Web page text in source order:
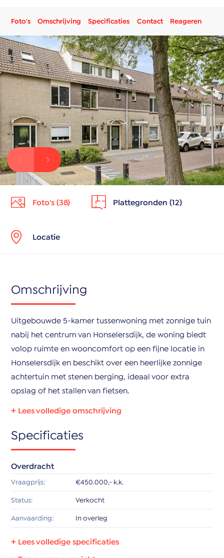
Foto's Omschrijving Specificaties Contact Reageren
Foto's (38) Plattegronden (12)
Locatie
Omschrijving
Uitgebouwde 5-kamer tussenwoning met zonnige tuin
nabij het centrum van Honselersdijk, de woning biedt
volop ruimte en wooncomfort op een fijne locatie in
Honselersdijk en beschikt over een heerlijke zonnige
achtertuin met stenen berging, ideaal voor extra
opslag of het stallen van fietsen.
Entree, hal met meterkast en toegang tot de ruime
woonkamer. De woonkamer is aan de achterzijde
bevindt zich de vernieuwde moderne keuken.
Nagenoeg de gehele begane grond is voorzien van
wooncomfort en een aangename sfeer.
Specificaties
Overdracht
Vraagprijs: €450.000,- k.k.
Status: Verkocht
Aanvaarding: In overleg
Bouw